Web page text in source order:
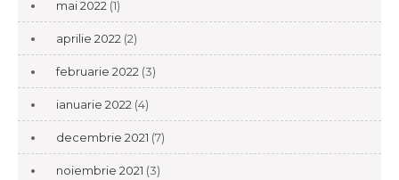
mai 2022 (1)
aprilie 2022 (2)
februarie 2022 (3)
ianuarie 2022 (4)
decembrie 2021 (7)
noiembrie 2021 (3)